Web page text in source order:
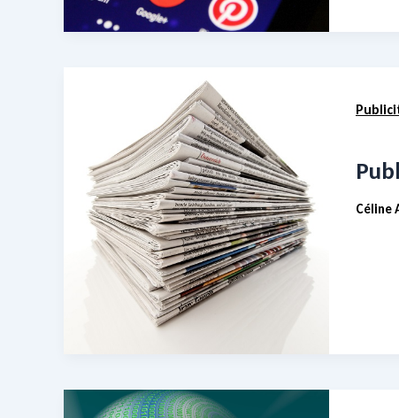
Céline